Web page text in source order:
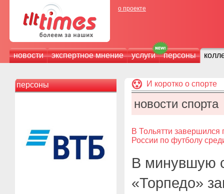
о проекте
новости экспертное мнение услуги персоны
персоны И коротко о спорте
новости спорта
В Тольятти завершился
России по футболу
В минувшую
«Торпедо»